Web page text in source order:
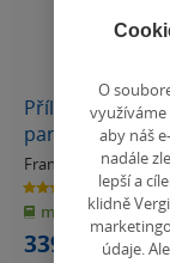
Příliš dlouhá
party
František Kotleta
4.5
z
5
hvězdiček
měkká vazba
339 Kč
O
aby náš
nadále
lepší a
klidně
údaje.